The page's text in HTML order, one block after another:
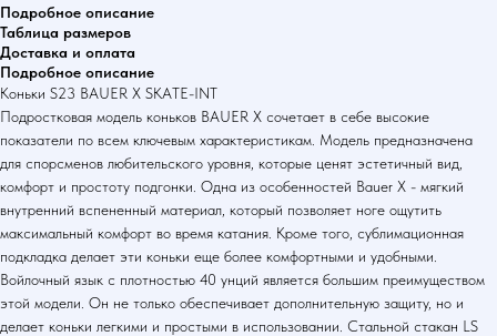
Подробное описание
Таблица размеров
Доставка и оплата
Подробное описание
Коньки S23 BAUER X SKATE-INT
Подростковая модель коньков BAUER X сочетает в себе высокие
показатели по всем ключевым характеристикам. Модель предназначена
для спорсменов любительского уровня, которые ценят эстетичный вид,
комфорт и простоту подгонки. Одна из особенностей Bauer X - мягкий
внутренний вспененный материал, который позволяет ноге ощутить
максимальный комфорт во время катания. Кроме того, сублимационная
подкладка делает эти коньки еще более комфортными и удобными.
Войлочный язык с плотностью 40 унций является большим преимуществом
этой модели. Он не только обеспечивает дополнительную защиту, но и
делает коньки легкими и простыми в использовании. Стальной стакан LS